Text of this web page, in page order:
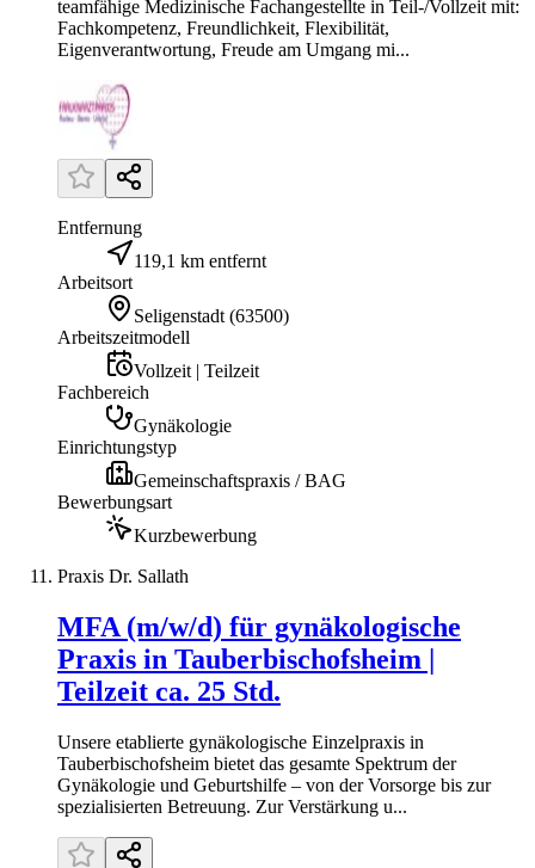
teamfähige Medizinische Fachangestellte in Teil-/Vollzeit mit:
Fachkompetenz, Freundlichkeit, Flexibilität,
Eigenverantwortung, Freude am Umgang mi...
Entfernung
119,1 km entfernt
Arbeitsort
Seligenstadt (63500)
Arbeitszeitmodell
Vollzeit | Teilzeit
Fachbereich
Gynäkologie
Einrichtungstyp
Gemeinschaftspraxis / BAG
Bewerbungsart
Kurzbewerbung
Praxis Dr. Sallath
MFA (m/w/d) für gynäkologische
Praxis in Tauberbischofsheim |
Teilzeit ca. 25 Std.
Unsere etablierte gynäkologische Einzelpraxis in
Tauberbischofsheim bietet das gesamte Spektrum der
Gynäkologie und Geburtshilfe – von der Vorsorge bis zur
spezialisierten Betreuung. Zur Verstärkung u...